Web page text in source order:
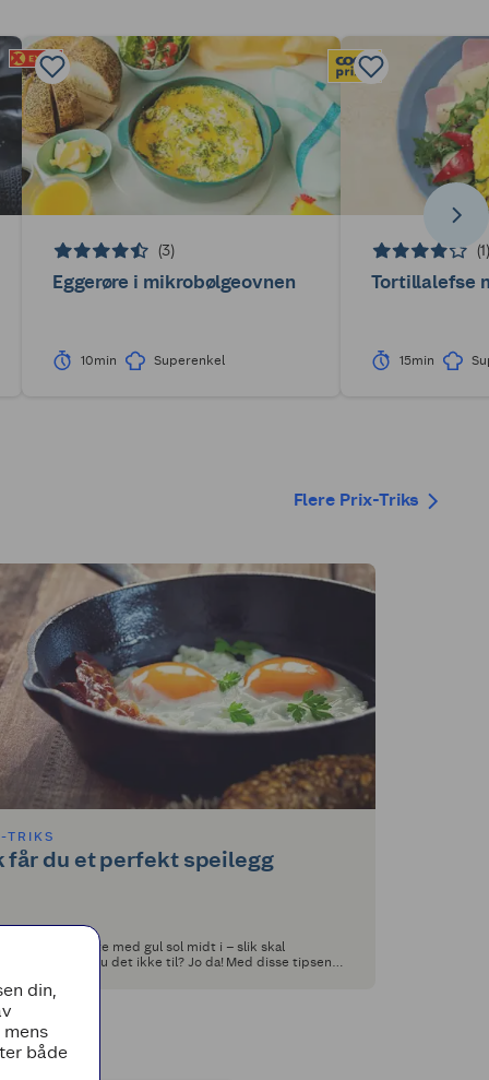
(3)
Eggerøre i mikrobølgeovnen
10min Superenkel
Tortillalefse
15min
Flere Prix-Triks
TRIKS
får du et perfekt speilegg
fast eggehvite med gul sol midt i – slik skal
se ut. Får du det ikke til? Jo da! Med disse tipsene
din,
både